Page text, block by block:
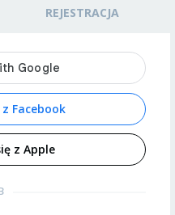
REJESTRACJA
Facebook
z Apple